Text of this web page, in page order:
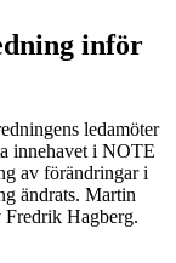
inför
ledamöter
innehavet i NOTE
av förändringar i
ändrats. Martin
Fredrik Hagberg.